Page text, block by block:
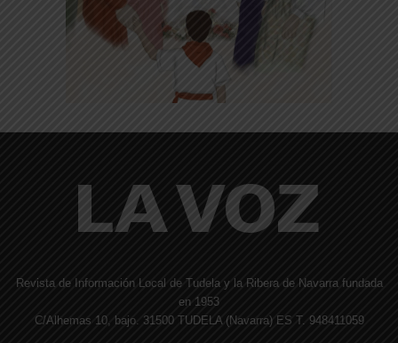
Revista de Información Local de Tudela y la Ribera de Navarra fundada
en 1953
C/Alhemas 10, bajo. 31500 TUDELA (Navarra) ES T. 948411059